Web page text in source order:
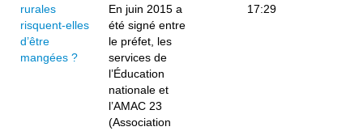
rurales
risquent-elles
d’être
mangées ?
En juin 2015 a
été signé entre
le préfet, les
services de
l’Éducation
nationale et
l’AMAC 23
(Association
17:29